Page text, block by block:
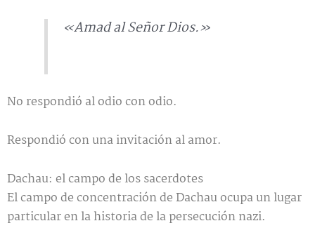
«Amad al Señor Dios.»
No respondió al odio con odio.
Respondió con una invitación al amor.
Dachau: el campo de los sacerdotes
El campo de concentración de Dachau ocupa un lugar
particular en la historia de la persecución nazi.